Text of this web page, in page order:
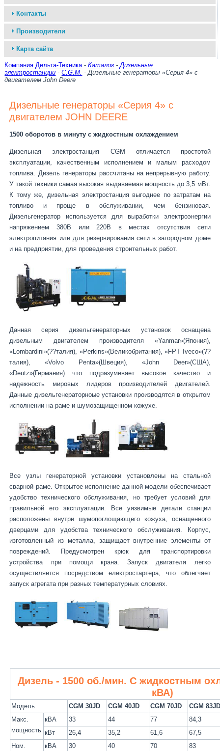
Контакты
Производители
Карта сайта
Компания Дельта-Техника-Каталог -Дизельные
электростанции -C.G.M. - Дизельные генераторы «Серия 4» с
двигателем John Deere
Дизельные генераторы «Серия 4» с
двигателем JOHN DEERE
1500 оборотов в минуту с жидкостным охлаждением
Дизельная электростанция CGM отличается простотой
эксплуатации, качественным исполнением и малым расходом
топлива. Дизель генераторы рассчитаны на непрерывную работу.
У такой техники самая высокая выдаваемая мощность до 3,5 мВт.
К тому же, дизельная электростанция выгоднее по затратам на
топливо и проще в обслуживании, чем бензиновая.
Дизельгенератор используется для выработки электроэнергии
напряжением 380В или 220В в местах отсутствия сети
электропитания или для резервирования сети в загородном доме
и на предприятии, для проведения строительных работ.
Данная серия дизельгенераторных установок оснащена
дизельным двигателем производителя «Yanmar»(Япония),
«Lombardini»(??талия), «Perkins»(Великобритания), «FPT Iveco»(??
талия), «Volvo Penta»(Швеция), «John Deer»(США),
«Deutz»(Германия) что подразумевает высокое качество и
надежность мировых лидеров производителей двигателей.
Данные дизельгенераторноые установки производятся в открытом
исполнении на раме и шумозащищенном кожухе.
Все узлы генераторной установки установлены на стальной
сварной раме. Открытое исполнение данной модели обеспечивает
удобство технического обслуживания, но требует условий для
правильной его эксплуатации. Все уязвимые детали станции
расположены внутри шумопоглощающего кожуха, оснащенного
дверцами для удобства технического обслуживания. Корпус,
изготовленный из металла, защищает внутренние элементы от
повреждений. Предусмотрен крюк для транспортировки
устройства при помощи крана. Запуск двигателя легко
осуществляется посредством електростартера, что облегчает
запуск агрегата при разных температурных словиях.
Дизель - 1500 об./мин. С жидкостным
кВА)
Модель CGM 30JD CGM 40JD CGM 70JD
CGM
Макс.
мощность
кВА 33 44 77
84,3
кВт
26,4 35,2 61,6
67,5
Ном.
кВА 30 40 70 83